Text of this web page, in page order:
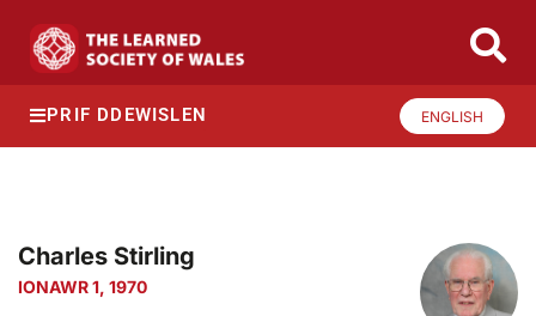
PRIF DDEWISLEN ENGLISH
Charles Stirling
IONAWR 1, 1970